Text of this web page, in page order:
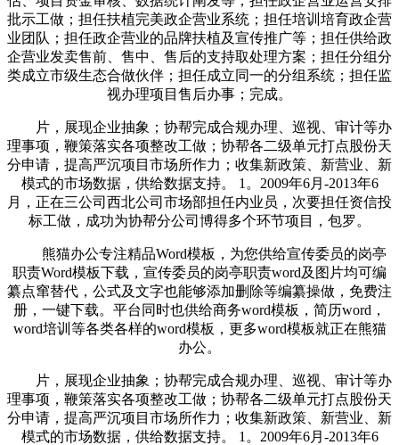
批示工做；担任扶植完美政企营业系统；担任培训培育政企营
业团队；担任政企营业的品牌扶植及宣传推广等；担任供给政
企营业发卖售前、售中、售后的支持取处理方案；担任分组分
类成立市级生态合做伙伴；担任成立同一的分组系统；担任监
视办理项目售后办事；完成。
片，展现企业抽象；协帮完成合规办理、巡视、审计等办
理事项，鞭策落实各项整改工做；协帮各二级单元打点股份天
分申请，提高严沉项目市场所作力；收集新政策、新营业、新
模式的市场数据，供给数据支持。 1。2009年6月-2013年6
月，正在三公司西北公司市场部担任内业员，次要担任资信投
标工做，成功为协帮分公司博得多个环节项目，包罗。
熊猫办公专注精品Word模板，为您供给宣传委员的岗亭
职责Word模板下载，宣传委员的岗亭职责word及图片均可编
纂点窜替代，公式及文字也能够添加删除等编纂操做，免费注
册，一键下载。平台同时也供给商务word模板，简历word，
word培训等各类各样的word模板，更多word模板就正在熊猫
办公。
片，展现企业抽象；协帮完成合规办理、巡视、审计等办
理事项，鞭策落实各项整改工做；协帮各二级单元打点股份天
分申请，提高严沉项目市场所作力；收集新政策、新营业、新
模式的市场数据，供给数据支持。 1。2009年6月-2013年6